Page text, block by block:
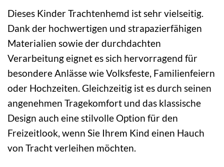
Dieses Kinder Trachtenhemd ist sehr vielseitig.
Dank der hochwertigen und strapazierfähigen
Materialien sowie der durchdachten
Verarbeitung eignet es sich hervorragend für
besondere Anlässe wie Volksfeste, Familienfeiern
oder Hochzeiten. Gleichzeitig ist es durch seinen
angenehmen Tragekomfort und das klassische
Design auch eine stilvolle Option für den
Freizeitlook, wenn Sie Ihrem Kind einen Hauch
von Tracht verleihen möchten.